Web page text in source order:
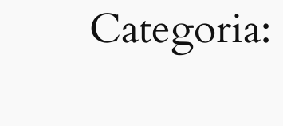
Categoria: